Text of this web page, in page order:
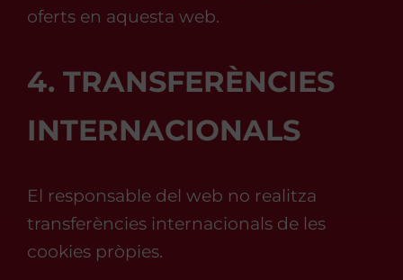
oferts en aquesta web.
4. TRANSFERÈNCIES
INTERNACIONALS
El responsable del web no realitza
transferències internacionals de les
cookies pròpies.